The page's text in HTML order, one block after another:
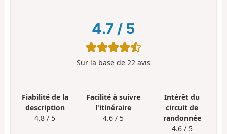
4.7 / 5
Sur la base de 22 avis
Fiabilité de la
description
4.8 / 5
Facilité à suivre
l'itinéraire
4.6 / 5
Intérêt du
circuit de
randonnée
4.6 / 5